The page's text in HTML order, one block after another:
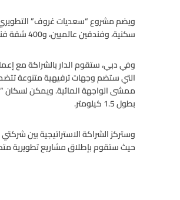
سكنية، وفندقين عالميين، و400 شقة فندقية بالإضافة إلى محال للتجزئة والترفيه على مساحة 130 ألف متر مربع.
وفي دبي، ستقوم الدار بالشراكة مع
التي ستضم وجهات ترفيهية متنوعة
بطول 1.5 كيلومتر.
وستركز الشراكة الاستراتيجية بين
حيث ستقوم بإطلاق مشاريع تطويرية